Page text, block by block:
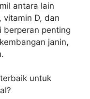
antara lain
vitamin D, dan
berperan penting
janin,
untuk